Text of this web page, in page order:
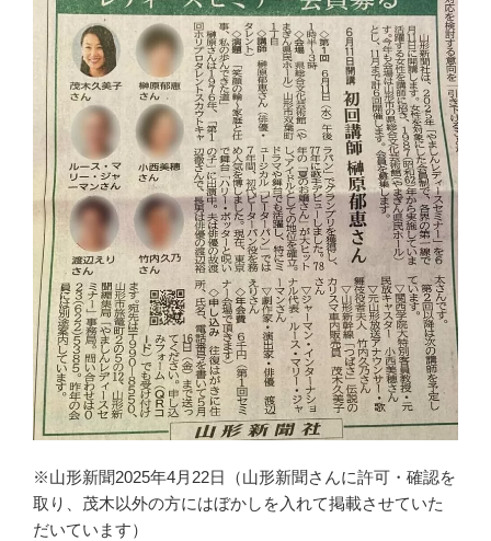
※山形新聞2025年4月22日（山形新聞さんに許可・確認を
取り、茂木以外の方にはぼかしを入れて掲載させていた
だいています）